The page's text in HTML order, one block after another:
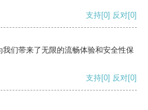
支持[0] 反对[0]
们带来了无限的流畅体验和安全性保
支持[0] 反对[0]